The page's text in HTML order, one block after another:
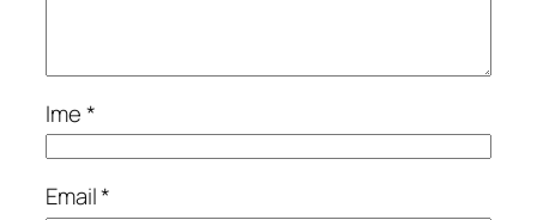
Ime*
Email*